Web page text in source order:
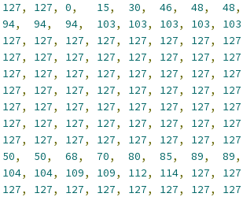
127, 127, 0, 15, 30, 46, 48, 48,
94, 94, 94, 103, 103, 103, 103, 103
127, 127, 127, 127, 127, 127, 127, 127
127, 127, 127, 127, 127, 127, 127, 127
127, 127, 127, 127, 127, 127, 127, 127
127, 127, 127, 127, 127, 127, 127, 127
127, 127, 127, 127, 127, 127, 127, 127
127, 127, 127, 127, 127, 127, 127, 127
127, 127, 127, 127, 127, 127, 127, 127
50, 50, 68, 70, 80, 85, 89, 89,
104, 104, 109, 109, 112, 114, 127, 127
127, 127, 127, 127, 127, 127, 127, 127